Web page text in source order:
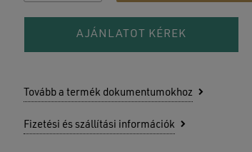
AJÁNLATOT KÉREK
Tovább a termék dokumentumokhoz
Fizetési és szállítási információk